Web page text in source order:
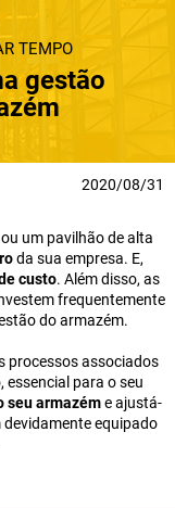
TEMPO
gestão
2020/08/31
um pavilhão de alta
da sua empresa. E,
custo. Além disso, as
frequentemente
do armazém.
processos associados
essencial para o seu
seu armazéme ajustá-
devidamente equipado